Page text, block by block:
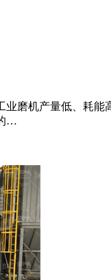
磨机产量低、耗
…